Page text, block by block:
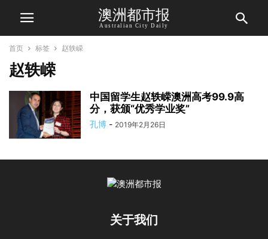
澳洲都市报
Australian City Daily
首页 标签 赵轶嵘
赵轶嵘
中国留学生赵轶嵘澳洲高考99.9高
分，获颁“优秀学业奖”
孔博 - 2019年2月26日
关于我们